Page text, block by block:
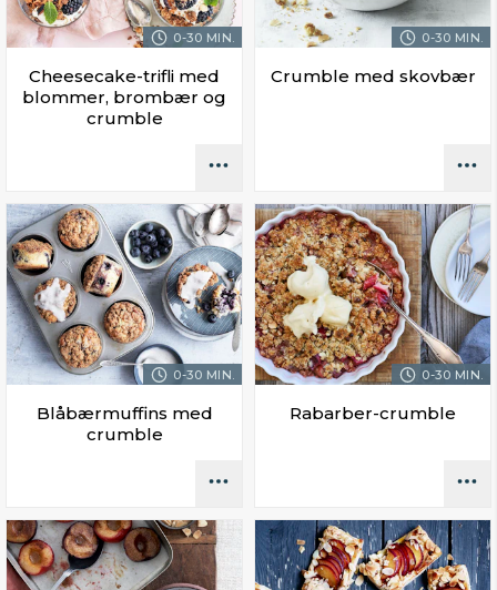
0-30 MIN.
Cheesecake-trifli med
blommer, brombær og
crumble
0-30 MIN.
Crumble med skovbær
0-30 MIN.
Blåbærmuffins med
crumble
0-30 MIN.
Rabarber-crumble